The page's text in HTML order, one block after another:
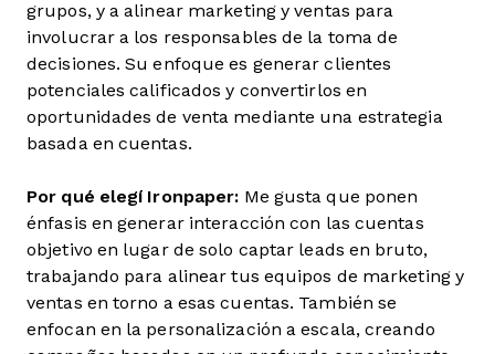
grupos, y a alinear marketing y ventas para
involucrar a los responsables de la toma de
decisiones. Su enfoque es generar clientes
potenciales calificados y convertirlos en
oportunidades de venta mediante una estrategia
basada en cuentas.
Por qué elegí Ironpaper: Me gusta que ponen
énfasis en generar interacción con las cuentas
objetivo en lugar de solo captar leads en bruto,
trabajando para alinear tus equipos de marketing y
ventas en torno a esas cuentas. También se
enfocan en la personalización a escala, creando